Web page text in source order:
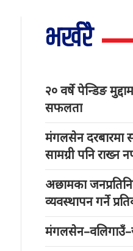
भर्खरै
२० वर्षे पेन्डिङ
सफलता
मंगलसेन दरबारमा
सामग्री पनि राख्न
अछामका
व्यवस्थापन गर्ने